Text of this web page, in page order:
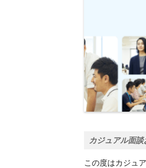
カジュアル面
この度はカジュ